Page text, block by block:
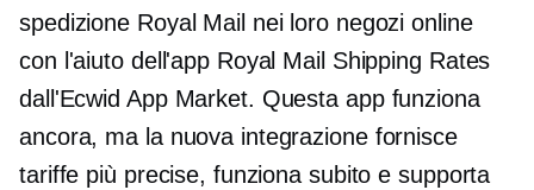
spedizione Royal Mail nei loro negozi online
con l'aiuto dell'app Royal Mail Shipping Rates
dall'Ecwid App Market. Questa app funziona
ancora, ma la nuova integrazione fornisce
tariffe più precise, funziona subito e supporta